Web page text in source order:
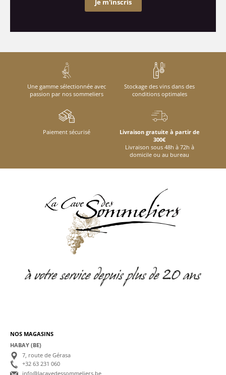
Je m'inscris
Une gamme sélectionnée avec
passion par nos sommeliers
Stockage des vins dans des
conditions optimales
Paiement sécurisé
Livraison gratuite à partir de
300€
Livraison sous 48h à 72h à
domicile ou au bureau
NOS MAGASINS
HABAY (BE)
7, route de Gérasa
+32 63 231 060
info@lacavedessommeliers.be